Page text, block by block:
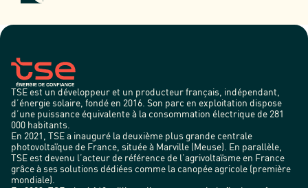
TSE est un développeur et un producteur français, indépendant,
d’énergie solaire, fondé en 2016. Son parc en exploitation dispose
d’une puissance équivalente à la consommation électrique de 281
000 habitants.
En 2021, TSE a inauguré la deuxième plus grande centrale
photovoltaïque de France, située à Marville (Meuse). En parallèle,
TSE est devenu l’acteur de référence de l’agrivoltaïsme en France
grâce à ses solutions dédiées comme la canopée agricole (première
mondiale).